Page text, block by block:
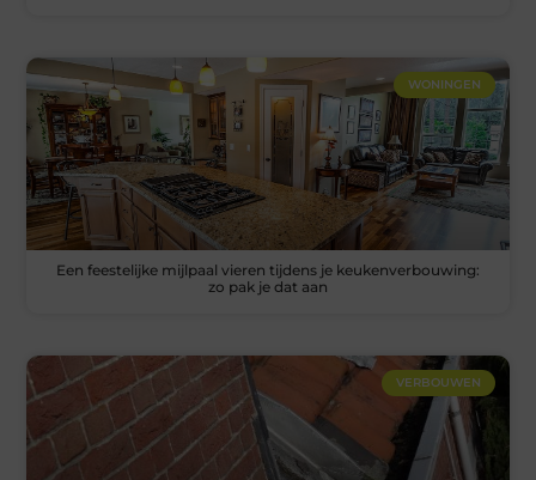
WONINGEN
Een feestelijke mijlpaal vieren tijdens je keukenverbouwing:
zo pak je dat aan
VERBOUWEN